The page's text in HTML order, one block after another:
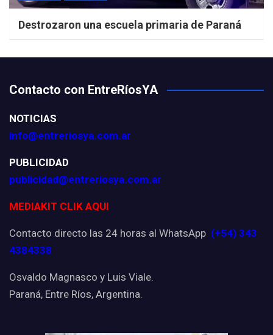
Destrozaron una escuela primaria de Paraná
Contacto con EntreRíosYA
NOTICIAS
info@entreriosya.com.ar
PUBLICIDAD
publicidad@entreriosya.com.ar
MEDIAKIT CLIK AQUI
Contacto directo las 24 horas al WhatsApp (+54) 343
4384338
Osvaldo Magnasco y Luis Viale.
Paraná, Entre Ríos, Argentina.